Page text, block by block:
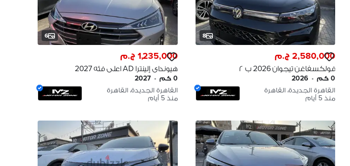
8
2,580,000 ج.م
فولكسفاغن تيجوان 2026 ب ٢
مليون ٥٨٠ VOLKSWAGEN
TIGUAN
0 كم •
2026
القاهرة الجديدة، القاهرة
منذ 5 أيام
6
1,235,000 ج.م
هيونداي إلينترا AD اعلي فئه 2027
ب مليون ٢٣٥ Hyundai Elantra AD
0 كم •
2027
القاهرة الجديدة، القاهرة
منذ 5 أيام